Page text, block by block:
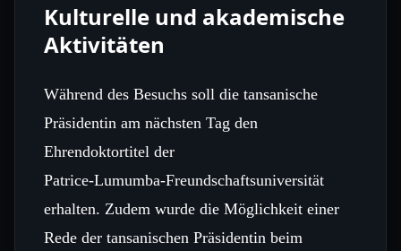
Kulturelle und akademische
Aktivitäten
Während des Besuchs soll die tansanische
Präsidentin am nächsten Tag den
Ehrendoktortitel der
Patrice‑Lumumba‑Freundschaftsuniversität
erhalten. Zudem wurde die Möglichkeit einer
Rede der tansanischen Präsidentin beim